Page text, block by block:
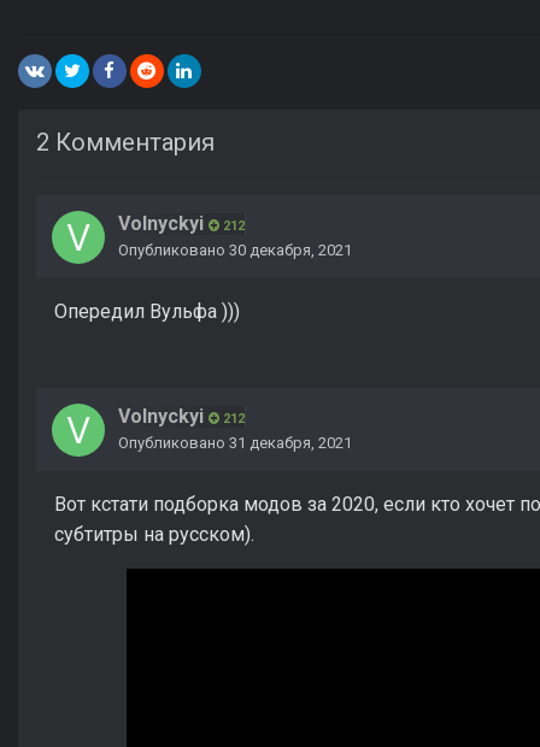
2 Комментария
Volnyckyi 212
Опубликовано 30 декабря, 2021
Опередил Вульфа )))
Volnyckyi 212
Опубликовано 31 декабря, 2021
Вот кстати подборка модов за 2020, если кто хочет
субтитры на русском).